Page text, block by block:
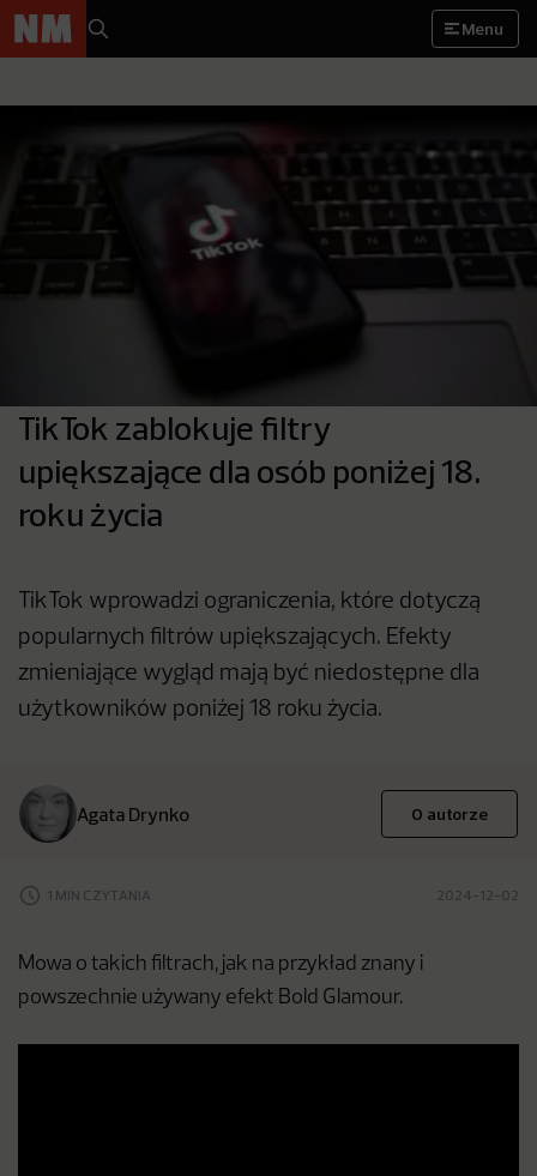
Menu
TikTok zablokuje filtry
upiększające dla osób poniżej 18.
roku życia
TikTok wprowadzi ograniczenia, które dotyczą
popularnych filtrów upiększających. Efekty
zmieniające wygląd mają być niedostępne dla
użytkowników poniżej 18 roku życia.
Agata Drynko O autorze
1 MIN CZYTANIA 2024-12-02
Mowa o takich filtrach, jak na przykład znany i
powszechnie używany efekt Bold Glamour.